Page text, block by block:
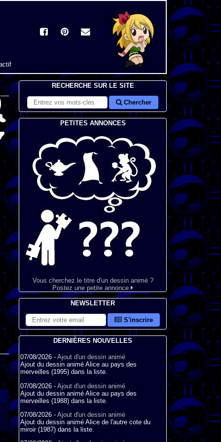
RECHERCHE SUR LE SITE
Chercher
PETITES ANNONCES
Vous cherchez le titre d'un dessin animé ?
Postez une petite annonce
NEWSLETTER
S'inscrire
DERNIÈRES NOUVELLES
07/08/2026 - Ajout d'un dessin animé
Ajout du dessin animé Alice au pays des
merveilles (1995) dans la liste.
07/08/2026 - Ajout d'un dessin animé
Ajout du dessin animé Alice au pays des
merveilles (1988) dans la liste.
07/08/2026 - Ajout d'un dessin animé
Ajout du dessin animé Alice de l'autre cote du
miroir (1987) dans la liste.